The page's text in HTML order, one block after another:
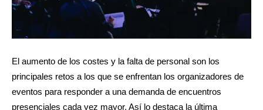
El aumento de los costes y la falta de personal son los
principales retos a los que se enfrentan los organizadores de
eventos para responder a una demanda de encuentros
presenciales cada vez mayor. Así lo destaca la última